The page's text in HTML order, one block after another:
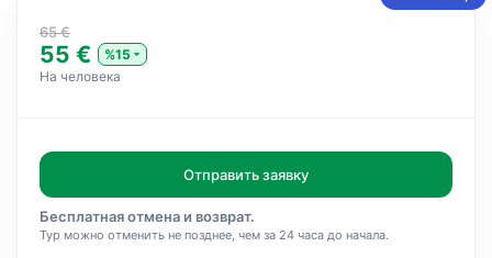
65 €
55 €
%15
На человека
Отправить заявку
Бесплатная отмена и возврат.
Тур можно отменить не позднее, чем за 24 часа до начала.